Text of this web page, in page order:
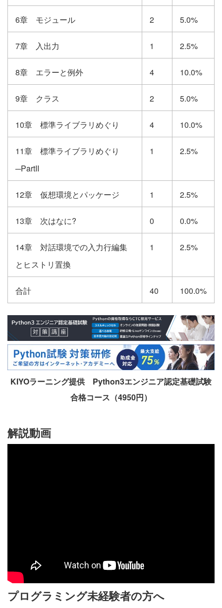
6章 モジュール 2 5.0%
7章 入出力 1 2.5%
8章 エラーと例外 4 10.0%
9章 クラス 2 5.0%
10章 標準ライブラリめぐり 4 10.0%
11章 標準ライブラリめぐり
─PartII
1 2.5%
12章 仮想環境とパッケージ 1 2.5%
13章 次はなに? 0 0.0%
14章 対話環境での入力行編集
とヒストリ置換
1 2.5%
合計 40 100.0%
KIYOラーニング提供 Python3エンジニア認定基礎試験
合格コース（4950円）
解説動画
プログラミング未経験者の方へ